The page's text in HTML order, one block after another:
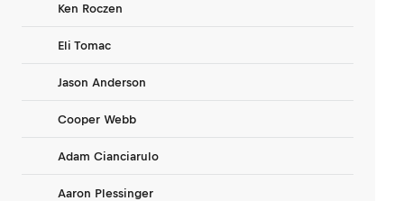
Ken Roczen
Eli Tomac
Jason Anderson
Cooper Webb
Adam Cianciarulo
Aaron Plessinger